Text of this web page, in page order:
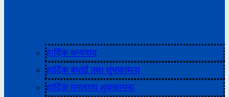
हार्दिक धन्यवाद
हार्दिक बधाई तथा शुभकामना
हार्दिक मंगलमय शुभकामना